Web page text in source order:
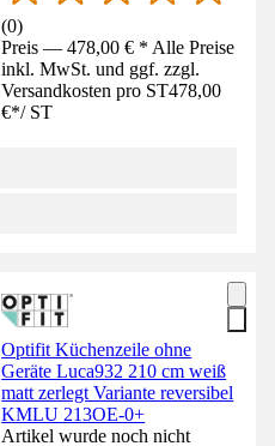
(0)
Preis — 478,00 € * Alle Preise
inkl. MwSt. und ggf. zzgl.
Versandkosten pro ST478,00
€*/ ST
Optifit Küchenzeile ohne
Geräte Luca932 210 cm weiß
matt zerlegt Variante reversibel
KMLU 213OE-0+
Artikel wurde noch nicht